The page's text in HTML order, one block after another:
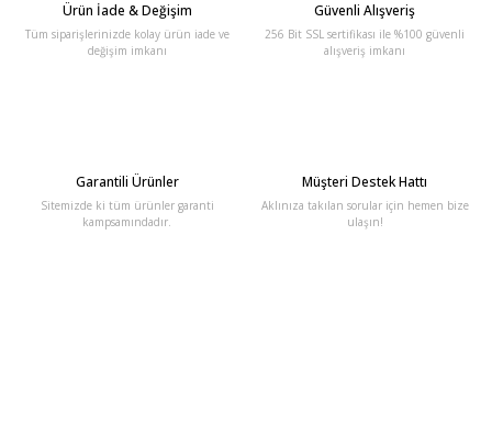
Ürün İade & Değişim
Tüm siparişlerinizde kolay ürün iade ve
değişim imkanı
Güvenli Alışveriş
256 Bit SSL sertifikası ile %100 güvenli
alışveriş imkanı
Garantili Ürünler
Sitemizde ki tüm ürünler garanti
kampsamındadır.
Müşteri Destek Hattı
Aklınıza takılan sorular için hemen bize
ulaşın!